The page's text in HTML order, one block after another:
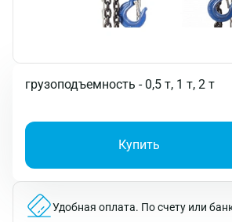
грузоподъемность - 0,5 т, 1 т, 2 т
Купить
Удобная оплата. По счету или